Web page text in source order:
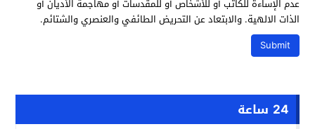
عدم الإساءة للكاتب أو للأشخاص أو للمقدسات أو مهاجمة الأديان أو
الذات الالهية. والابتعاد عن التحريض الطائفي والعنصري والشتائم.
24 ساعة